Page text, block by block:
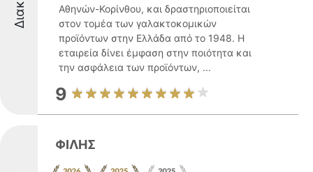
Αθηνών-Κορίνθου, και δραστηριοποιείται
στον τομέα των γαλακτοκομικών
προϊόντων στην Ελλάδα από το 1948. Η
εταιρεία δίνει έμφαση στην ποιότητα και
την ασφάλεια των προϊόντων, ...
9
ΦΙΛΗΣ